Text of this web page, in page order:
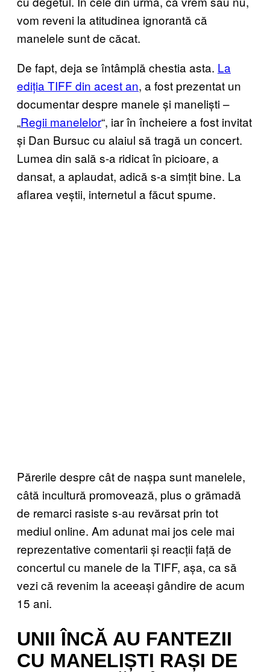
vom reveni la atitudinea ignorantă că
manelele sunt de căcat.
De fapt, deja se întâmplă chestia asta. La
ediția TIFF din acest an, a fost prezentat un
documentar despre manele și maneliști –
„Regii manelelor“, iar în încheiere a fost invitat
și Dan Bursuc cu alaiul să tragă un concert.
Lumea din sală s-a ridicat în picioare, a
dansat, a aplaudat, adică s-a simțit bine. La
aflarea veștii, internetul a făcut spume.
Părerile despre cât de nașpa sunt manelele,
câtă incultură promovează, plus o grămadă
de remarci rasiste s-au revărsat prin tot
mediul online. Am adunat mai jos cele mai
reprezentative comentarii și reacții față de
concertul cu manele de la TIFF, așa, ca să
vezi că revenim la aceeași gândire de acum
15 ani.
UNII ÎNCĂ AU FANTEZII
CU MANELIȘTI RAȘI DE